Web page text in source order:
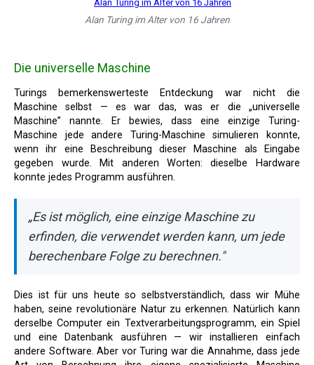
Alan Turing im Alter von 16 Jahren
Die universelle Maschine
Turings bemerkenswerteste Entdeckung war nicht die
Maschine selbst — es war das, was er die „universelle
Maschine” nannte. Er bewies, dass eine einzige Turing-
Maschine jede andere Turing-Maschine simulieren konnte,
wenn ihr eine Beschreibung dieser Maschine als Eingabe
gegeben wurde. Mit anderen Worten: dieselbe Hardware
konnte jedes Programm ausführen.
„Es ist möglich, eine einzige Maschine zu
erfinden, die verwendet werden kann, um jede
berechenbare Folge zu berechnen."
Dies ist für uns heute so selbstverständlich, dass wir Mühe
haben, seine revolutionäre Natur zu erkennen. Natürlich kann
derselbe Computer ein Textverarbeitungsprogramm, ein Spiel
und eine Datenbank ausführen — wir installieren einfach
andere Software. Aber vor Turing war die Annahme, dass jede